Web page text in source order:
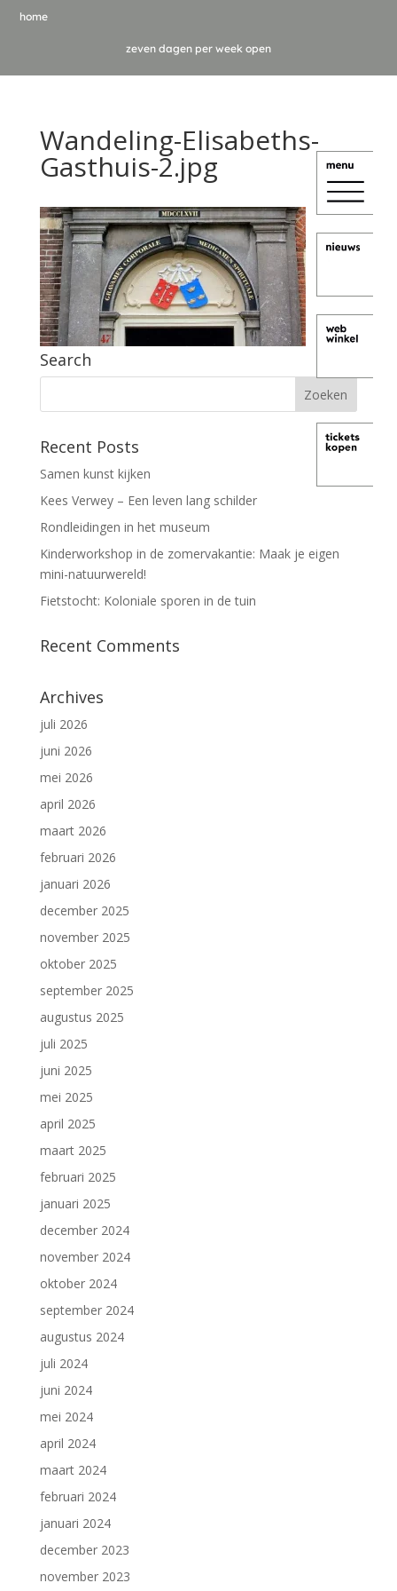
home
zeven dagen per week open
Wandeling-Elisabeths-
Gasthuis-2.jpg
Search
Recent Posts
Samen kunst kijken
Kees Verwey – Een leven lang schilder
Rondleidingen in het museum
Kinderworkshop in de zomervakantie: Maak je eigen
mini-natuurwereld!
Fietstocht: Koloniale sporen in de tuin
Recent Comments
Archives
juli 2026
juni 2026
mei 2026
april 2026
maart 2026
februari 2026
januari 2026
december 2025
november 2025
oktober 2025
september 2025
augustus 2025
juli 2025
juni 2025
mei 2025
april 2025
maart 2025
februari 2025
januari 2025
december 2024
november 2024
oktober 2024
september 2024
augustus 2024
juli 2024
juni 2024
mei 2024
april 2024
maart 2024
februari 2024
januari 2024
december 2023
november 2023